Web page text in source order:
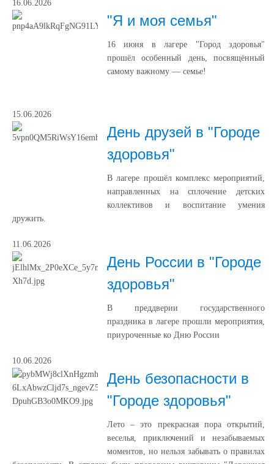
16.06.2026
"Я и моя семья"
16 июня в лагере "Город здоровья"
прошёл особенный день, посвящённый
самому важному — семье!
15.06.2026
День друзей в "Городе
здоровья"
В лагере прошёл комплекс мероприятий,
направленных на сплочение детских
коллективов и воспитание умения
дружить.
11.06.2026
День России в "Городе
здоровья"
В преддверии государственного
праздника в лагере прошли мероприятия,
приуроченные ко Дню России
10.06.2026
День безопасности в
"Городе здоровья"
Лето – это прекрасная пора открытий,
веселья, приключений и незабываемых
моментов, но нельзя забывать о правилах